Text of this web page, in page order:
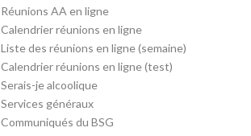
Réunions AA en ligne
Calendrier réunions en ligne
Liste des réunions en ligne (semaine)
Calendrier réunions en ligne (test)
Serais-je alcoolique
Services généraux
Communiqués du BSG